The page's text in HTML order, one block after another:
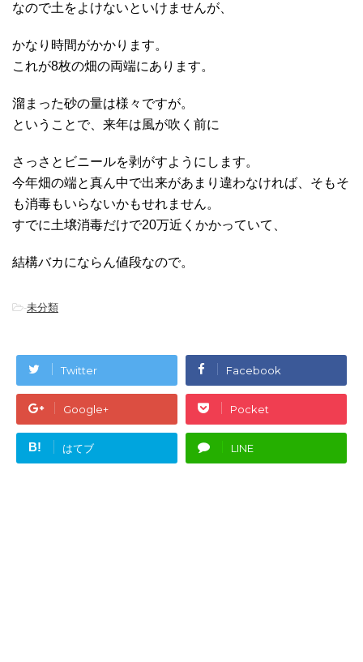
なので土をよけないといけませんが、
かなり時間がかかります。
これが8枚の畑の両端にあります。
溜まった砂の量は様々ですが。
ということで、来年は風が吹く前に
さっさとビニールを剥がすようにします。
今年畑の端と真ん中で出来があまり違わなければ、そもそ
も消毒もいらないかもせれません。
すでに土壌消毒だけで20万近くかかっていて、
結構バカにならん値段なので。
-未分類
Twitter Facebook
Google+ Pocket
B! はてブ LINE